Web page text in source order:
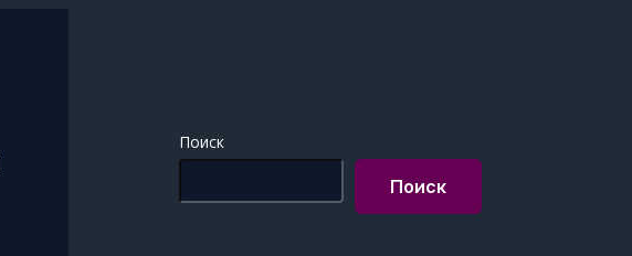
Поиск
Поиск